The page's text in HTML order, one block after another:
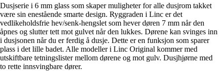
Dusjserie i 6 mm glass som skaper muligheter for alle dusjrom takket
være sin enestående smarte design. Ryggraden i Linc er det
vedlikeholdsfrie hev/senk-hengslet som hever døren 7 mm når den
åpnes og slutter tett mot gulvet når den lukkes. Dørene kan svinges inn
i dusjsonen når du er ferdig å dusje. Dette er en funksjon som sparer
plass i det lille badet. Alle modeller i Linc Original kommer med
utskiftbare tetningslister mellom dørene og mot gulv. Dusjhjørne med
to rette innsvingbare dører.